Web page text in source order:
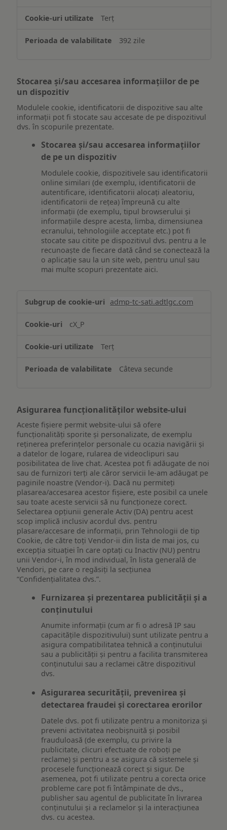
Terț
392 zile
Stocarea și/sau accesarea informațiilor de pe
un dispozitiv
Modulele cookie, identificatorii de dispozitive sau alte
informații pot fi stocate sau accesate de pe dispozitivul
dvs. în scopurile prezentate.
Stocarea și/sau accesarea informațiilor
de pe un dispozitiv
Modulele cookie, dispozitivele sau identificatorii
online similari (de exemplu, identificatorii de
autentificare, identificatorii alocați aleatoriu,
identificatorii de rețea) împreună cu alte
informații (de exemplu, tipul browserului și
informațiile despre acesta, limba, dimensiunea
ecranului, tehnologiile acceptate etc.) pot fi
stocate sau citite pe dispozitivul dvs. pentru a le
recunoaște de fiecare dată când se conectează la
o aplicație sau la un site web, pentru unul sau
mai multe scopuri prezentate aici.
și/sau
informațiilor
pe
dispozitiv
admp-tc-sati.adtlgc.com
cX_P
Terț
Câteva secunde
Asigurarea funcționalităților website-ului
Aceste fișiere permit website-ului să ofere
funcționalități sporite și personalizate, de exemplu
reţinerea preferinţelor personale cu ocazia navigării și
a datelor de logare, rularea de videoclipuri sau
posibilitatea de live chat. Acestea pot fi adăugate de noi
sau de furnizori terți ale căror servicii le-am adăugat pe
paginile noastre (Vendor-i). Dacă nu permiteți
plasarea/accesarea acestor fișiere, este posibil ca unele
sau toate aceste servicii să nu funcționeze corect.
Selectarea opțiunii generale Activ (DA) pentru acest
scop implică inclusiv acordul dvs. pentru
plasare/accesare de informații, prin Tehnologii de tip
Cookie, de către toți Vendor-ii din lista de mai jos, cu
excepția situației în care optați cu Inactiv (NU) pentru
unii Vendor-i, în mod individual, în lista generală de
Vendori, pe care o regăsiți la secțiunea
“Confidențialitatea dvs.”.
Furnizarea și prezentarea publicității și a
conținutului
Anumite informații (cum ar fi o adresă IP sau
capacitățile dispozitivului) sunt utilizate pentru a
asigura compatibilitatea tehnică a conținutului
sau a publicității și pentru a facilita transmiterea
conținutului sau a reclamei către dispozitivul
dvs.
Asigurarea securității, prevenirea și
detectarea fraudei și corectarea erorilor
Datele dvs. pot fi utilizate pentru a monitoriza și
preveni activitatea neobișnuită și posibil
frauduloasă (de exemplu, cu privire la
publicitate, clicuri efectuate de roboți pe
reclame) și pentru a se asigura că sistemele și
procesele funcționează corect și sigur. De
asemenea, pot fi utilizate pentru a corecta orice
probleme care pot fi întâmpinate de dvs.,
publisher sau agentul de publicitate în livrarea
conținutului și a reclamelor și la interacțiunea
dvs. cu acestea.